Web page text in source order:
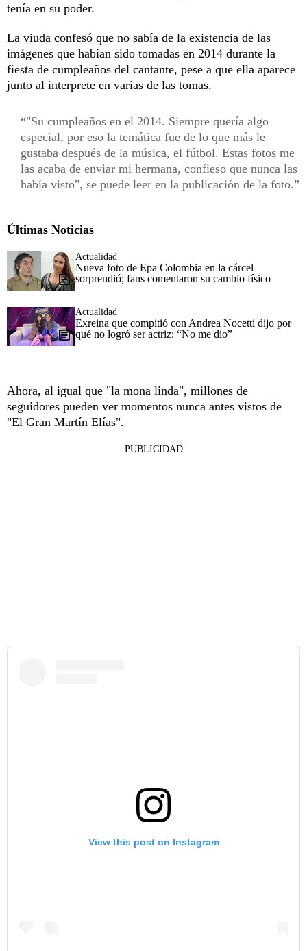
tenía en su poder.
La viuda confesó que no sabía de la existencia de las
imágenes que habían sido tomadas en 2014 durante la
fiesta de cumpleaños del cantante, pese a que ella aparece
junto al interprete en varias de las tomas.
"Su cumpleaños en el 2014. Siempre quería algo
especial, por eso la temática fue de lo que más le
gustaba después de la música, el fútbol. Estas fotos me
las acaba de enviar mi hermana, confieso que nunca las
había visto", se puede leer en la publicación de la foto.
Últimas Noticias
Actualidad
Nueva foto de Epa Colombia en la cárcel
sorprendió; fans comentaron su cambio físico
Actualidad
Exreina que compitió con Andrea Nocetti dijo por
qué no logró ser actriz: “No me dio”
Ahora, al igual que "la mona linda", millones de
seguidores pueden ver momentos nunca antes vistos de
"El Gran Martín Elías".
PUBLICIDAD
View this post on Instagram